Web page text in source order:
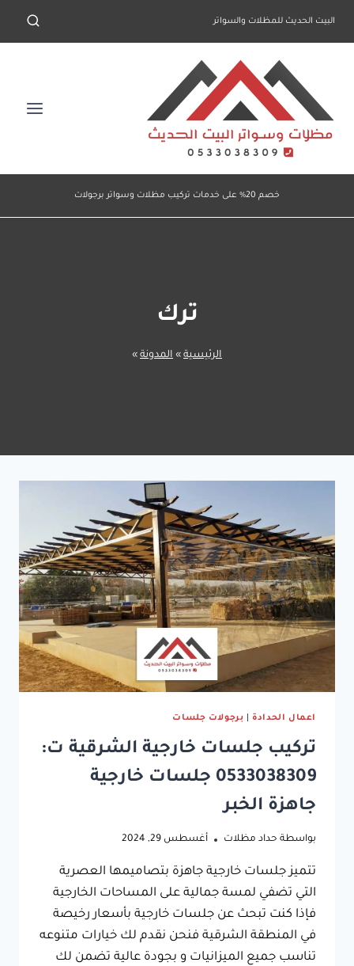
البيت الحديث للمظلات والسواتر
خصم 20% على خدمات تركيب مظلات وسواتر برجولات
ترك
الرئيسية » المدونة »
اعمال الحدادة برجولات جلسات
تركيب جلسات خارجية الشرقية ت:
0533038309 جلسات خارجية
جاهزة الخبر
بواسطة حداد مظلات أغسطس 29, 2024
تتميز جلسات خارجية جاهزة بتصاميمها العصرية
التي تضفي لمسة جمالية على المساحات الخارجية
فإذا كنت تبحث عن جلسات خارجية بأسعار رخيصة
في المنطقة الشرقية فنحن نقدم لك خيارات متنوعه
تناسب جميع الميزانيات و بجودة عالية تضمن لك